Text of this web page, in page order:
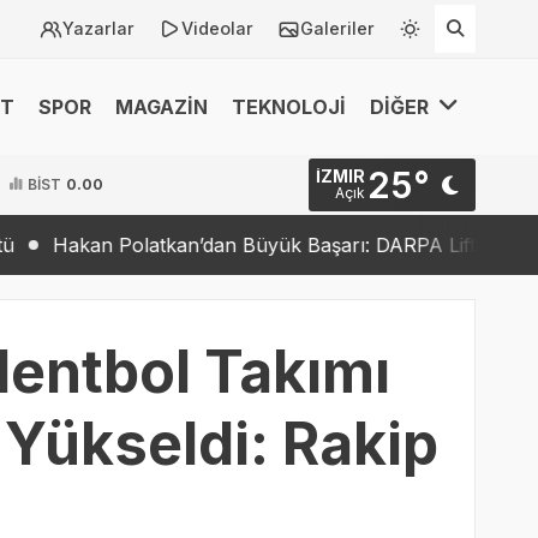
Yazarlar Videolar Galeriler
SPOR MAGAZİN TEKNOLOJİ DİĞER
BİST 0.00 İZMIR
Açık 25°
Polatkan’dan Büyük Başarı: DARPA Lift Challenge’da
Takımı
Rakip